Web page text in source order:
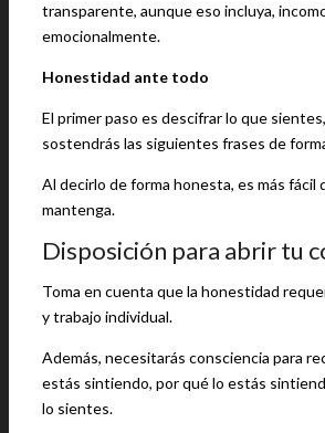
transparente, aunque eso incluya,
emocionalmente.
Honestidad ante todo
El primer paso es descifrar lo que
sostendrás las siguientes frases de
Al decirlo de forma honesta, es más fácil
mantenga.
Disposición para abrir tu
Toma en cuenta que la honestidad
y trabajo individual.
Además, necesitarás consciencia para
estás sintiendo, por qué lo estás
lo sientes.